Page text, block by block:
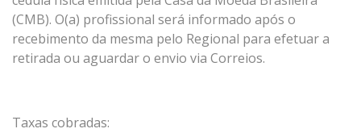
(CMB). O(a) profissional será informado após o
recebimento da mesma pelo Regional para efetuar a
retirada ou aguardar o envio via Correios.
Taxas cobradas: